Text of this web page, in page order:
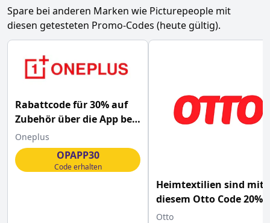
Spare bei anderen Marken wie Picturepeople mit
diesen getesteten Promo-Codes (heute gültig).
Rabattcode für 30% auf
Zubehör über die App bei
OnePlus
Oneplus
OPAPP30
Code erhalten
Heimtextilien sind mit
diesem Otto Code 20%
günstiger
Otto